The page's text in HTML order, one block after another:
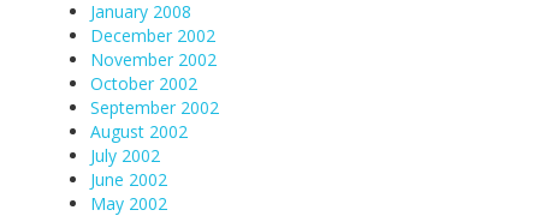
January 2008
December 2002
November 2002
October 2002
September 2002
August 2002
July 2002
June 2002
May 2002